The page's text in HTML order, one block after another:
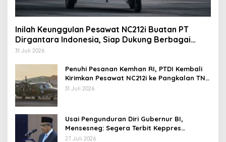
Inilah Keunggulan Pesawat NC212i Buatan PT
Dirgantara Indonesia, Siap Dukung Berbagai
Operasi TNI
31 Juli 2026
Penuhi Pesanan Kemhan RI, PTDI Kembali
Kirimkan Pesawat NC212i ke Pangkalan TNI
AU
31 Juli 2026
Usai Pengunduran Diri Gubernur BI,
Mensesneg: Segera Terbit Keppres
Pemberhentian dengan Hormat
27 Juli 2026